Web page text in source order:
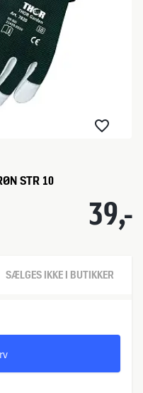
STR 10
39,-
SÆLGES IKKE I BUTIKKER